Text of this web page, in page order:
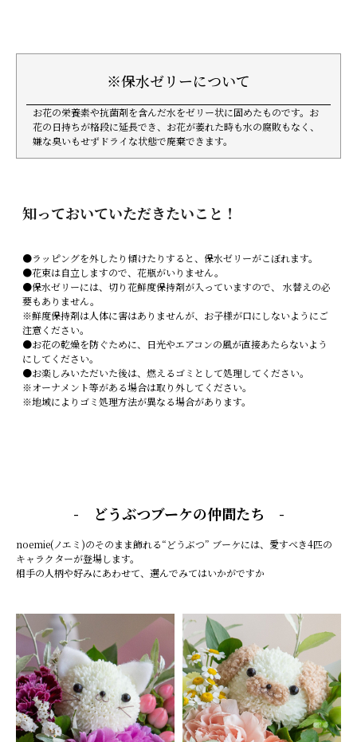
※保水ゼリーについて
お花の栄養素や抗菌剤を含んだ水をゼリー状に固めたものです。お
花の日持ちが格段に延長でき、お花が萎れた時も水の腐敗もなく、
嫌な臭いもせずドライな状態で廃棄できます。
知っておいていただきたいこと！
●ラッピングを外したり傾けたりすると、保水ゼリーがこぼれます。
●花束は自立しますので、花瓶がいりません。
●保水ゼリーには、切り花鮮度保持剤が入っていますので、 水替えの必
要もありません。
※鮮度保持剤は人体に害はありませんが、お子様が口にしないようにご
注意ください。
●お花の乾燥を防ぐために、日光やエアコンの風が直接あたらないよう
にしてください。
●お楽しみいただいた後は、燃えるゴミとして処理してください。
※オーナメント等がある場合は取り外してください。
※地域によりゴミ処理方法が異なる場合があります。
- どうぶつブーケの仲間たち -
noemie(ノエミ)のそのまま飾れる“どうぶつ” ブーケには、愛すべき4匹の
キャラクターが登場します。
相手の人柄や好みにあわせて、選んでみてはいかがですか